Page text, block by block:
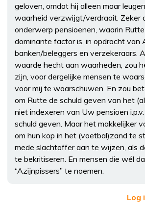
geloven, omdat hij alleen maar
waarheid verzwijgt/verdraait. Zeker
onderwerp pensioenen, waarin
dominante factor is, in opdracht van
banken/beleggers en verzekeraars.
waarde hecht aan waarheden, zou
zijn, voor dergelijke mensen te
voor mij te waarschuwen. En zou
om Rutte de schuld geven van het
niet indexeren van Uw pensioen
schuld geven. Maar het makkelijker
om hun kop in het (voetbal)zand te
mede slachtoffer aan te wijzen, als
te bekritiseren. En mensen die wél
“Azijnpissers” te noemen.
Log